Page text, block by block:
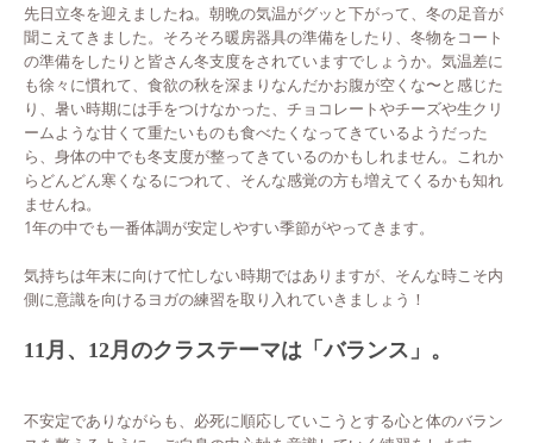
先日立冬を迎えましたね。朝晩の気温がグッと下がって、冬の足音が
聞こえてきました。そろそろ暖房器具の準備をしたり、冬物をコート
の準備をしたりと皆さん冬支度をされていますでしょうか。気温差に
も徐々に慣れて、食欲の秋を深まりなんだかお腹が空くな〜と感じた
り、暑い時期には手をつけなかった、チョコレートやチーズや生クリ
ームような甘くて重たいものも食べたくなってきているようだった
ら、身体の中でも冬支度が整ってきているのかもしれません。これか
らどんどん寒くなるにつれて、そんな感覚の方も増えてくるかも知れ
ませんね。
1年の中でも一番体調が安定しやすい季節がやってきます。
気持ちは年末に向けて忙しない時期ではありますが、そんな時こそ内
側に意識を向けるヨガの練習を取り入れていきましょう！
11月、12月のクラステーマは「バランス」。
不安定でありながらも、必死に順応していこうとする心と体のバラン